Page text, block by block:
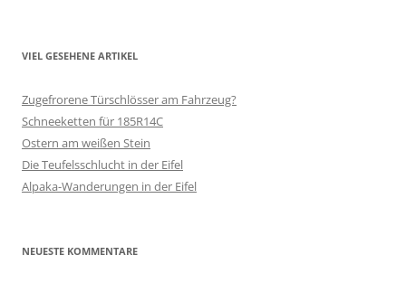
VIEL GESEHENE ARTIKEL
Zugefrorene Türschlösser am Fahrzeug?
Schneeketten für 185R14C
Ostern am weißen Stein
Die Teufelsschlucht in der Eifel
Alpaka-Wanderungen in der Eifel
NEUESTE KOMMENTARE